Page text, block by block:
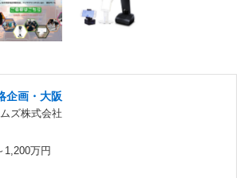
企画・大阪
ズ株式会社
1,200万円